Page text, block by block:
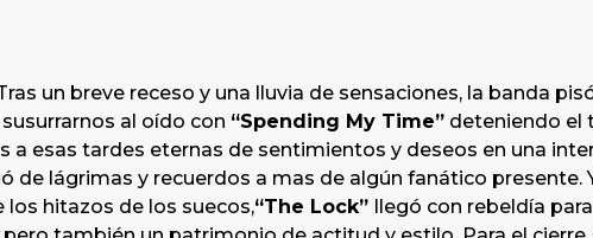
un breve receso y una lluvia de sensaciones, la banda
al oído con “Spending My Time” deteniendo el
a esas tardes eternas de sentimientos y deseos en una
de lágrimas y recuerdos a mas de algún fanático presente.
los hitazos de los suecos,“The Lock” llegó con rebeldía